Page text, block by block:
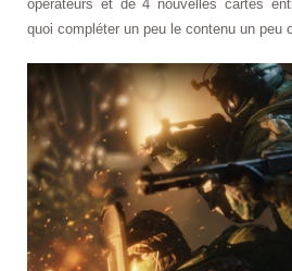
opérateurs et de 4 nouvelles cartes
quoi compléter un peu le contenu un peu